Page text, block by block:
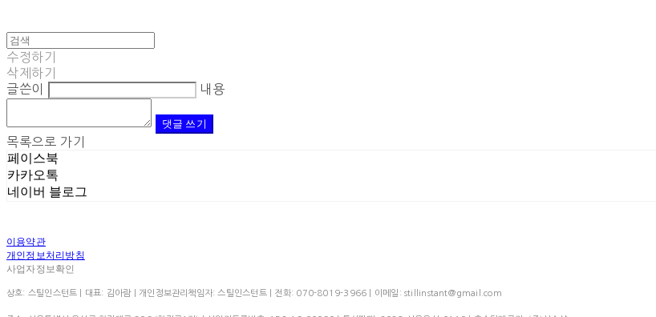
수정하기
삭제하기
글쓴이
내용
댓글 쓰기
목록으로 가기
페이스북
카카오톡
네이버 블로그
이용약관
개인정보처리방침
사업자정보확인
상호: 스틸인스턴트 | 대표: 김아람 | 개인정보관리책임자: 스틸인스턴트 | 전화: 070-8019-3966 | 이메일: stillinstant@gmail.com